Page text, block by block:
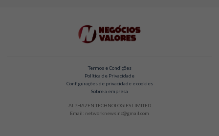
Termos e Condições
Política de Privacidade
Configurações de privacidade e cookies
Sobre a empresa
ALPHAZEN TECHNOLOGIES LIMITED
Email: networknewsinc@gmail.com